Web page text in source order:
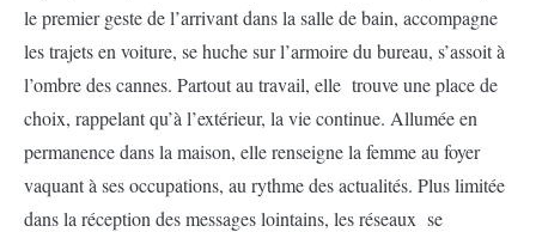
le premier geste de l’arrivant dans la salle de bain, accompagne
les trajets en voiture, se huche sur l’armoire du bureau, s’assoit à
l’ombre des cannes. Partout au travail, elle trouve une place de
choix, rappelant qu’à l’extérieur, la vie continue. Allumée en
permanence dans la maison, elle renseigne la femme au foyer
vaquant à ses occupations, au rythme des actualités. Plus limitée
dans la réception des messages lointains, les réseaux se